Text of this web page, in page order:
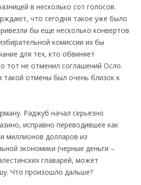
в несколько сот голосов.
что сегодня такое уже было
бы еще несколько конвертов
комиссии их бы
для тех, кто обвиняет
тот не отменил соглашений Осло.
такой отмены был очень близок к
Раджуб начал серьезно
исправно переводившее как
миллионов долларов из
экономики (черные деньги –
главарей, может
Что произошло дальше?